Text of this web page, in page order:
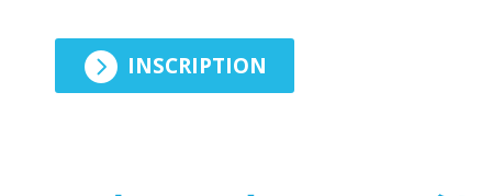
 INSCRIPTION